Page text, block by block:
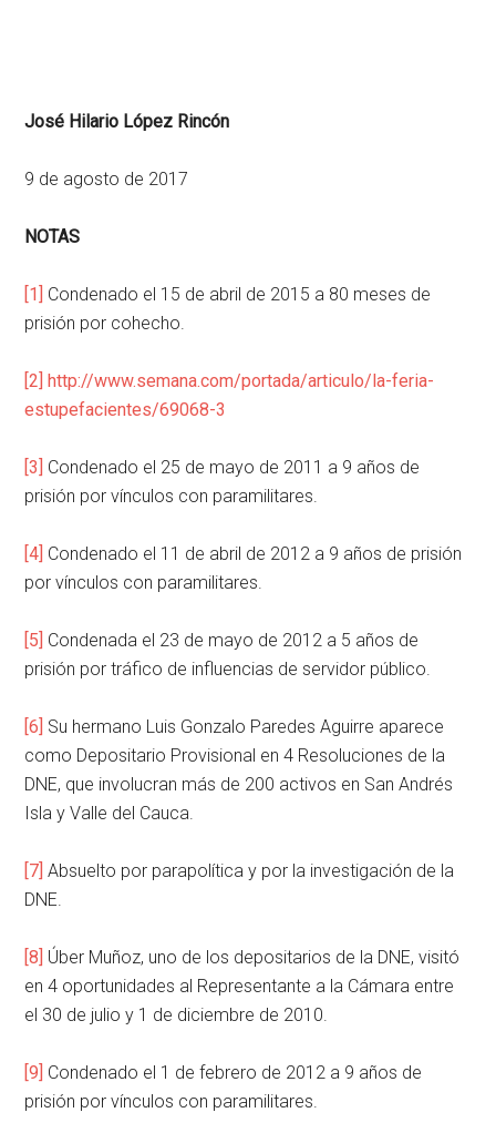
José Hilario López Rincón
9 de agosto de 2017
NOTAS
[1] Condenado el 15 de abril de 2015 a 80 meses de
prisión por cohecho.
[2] http://www.semana.com/portada/articulo/la-feria-
estupefacientes/69068-3
[3] Condenado el 25 de mayo de 2011 a 9 años de
prisión por vínculos con paramilitares.
[4] Condenado el 11 de abril de 2012 a 9 años de prisión
por vínculos con paramilitares.
[5] Condenada el 23 de mayo de 2012 a 5 años de
prisión por tráfico de influencias de servidor público.
[6] Su hermano Luis Gonzalo Paredes Aguirre aparece
como Depositario Provisional en 4 Resoluciones de la
DNE, que involucran más de 200 activos en San Andrés
Isla y Valle del Cauca.
[7] Absuelto por parapolítica y por la investigación de la
DNE.
[8] Úber Muñoz, uno de los depositarios de la DNE, visitó
en 4 oportunidades al Representante a la Cámara entre
el 30 de julio y 1 de diciembre de 2010.
[9] Condenado el 1 de febrero de 2012 a 9 años de
prisión por vínculos con paramilitares.